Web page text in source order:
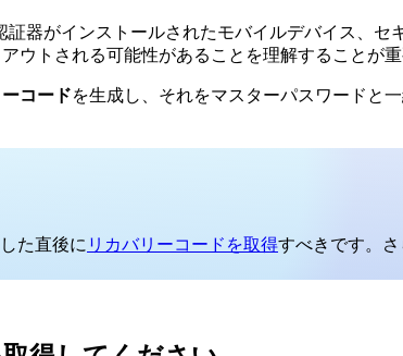
証器がインストールされたモバイルデバイス、
ウトされる可能性があることを理解することが重
コードを生成し、それをマスターパスワードと
た直後に リカバリーコードを取得すべきです。さ